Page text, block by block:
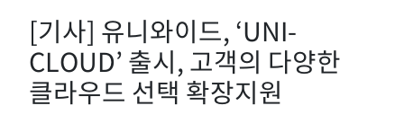
[기사] 유니와이드, ‘UNI-
CLOUD’ 출시, 고객의 다양한
클라우드 선택 확장지원